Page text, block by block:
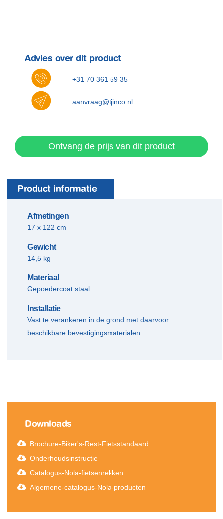
Advies over dit product
+31 70 361 59 35
aanvraag@tjinco.nl
Ontvang de prijs van dit product
Product informatie
Afmetingen
17 x 122 cm
Gewicht
14,5 kg
Materiaal
​Gepoedercoat staal
Installatie
​Vast te verankeren in de grond met daarvoor
beschikbare bevestigingsmaterialen
Downloads
Brochure-Biker's-Rest-Fietsstandaard
Onderhoudsinstructie
Catalogus-Nola-fietsenrekken
Algemene-catalogus-Nola-producten